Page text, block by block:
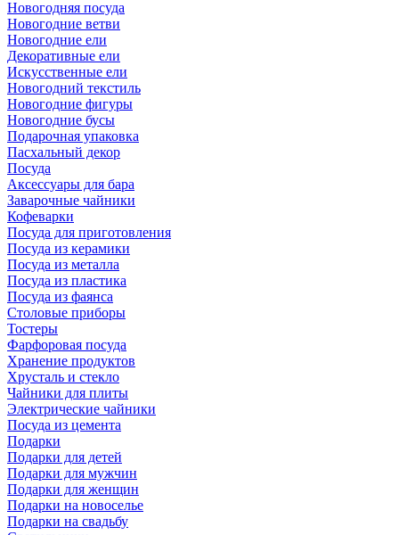
Новогодняя посуда
Новогодние ветви
Новогодние ели
Декоративные ели
Искусственные ели
Новогодний текстиль
Новогодние фигуры
Новогодние бусы
Подарочная упаковка
Пасхальный декор
Посуда
Аксессуары для бара
Заварочные чайники
Кофеварки
Посуда для приготовления
Посуда из керамики
Посуда из металла
Посуда из пластика
Посуда из фаянса
Столовые приборы
Тостеры
Фарфоровая посуда
Хранение продуктов
Хрусталь и стекло
Чайники для плиты
Электрические чайники
Посуда из цемента
Подарки
Подарки для детей
Подарки для мужчин
Подарки для женщин
Подарки на новоселье
Подарки на свадьбу